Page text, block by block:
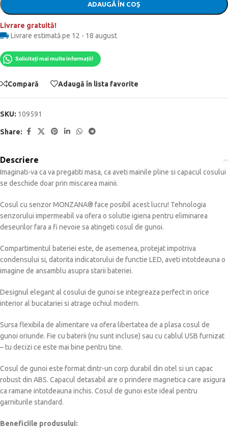
ADAUGĂ ÎN COȘ
Livrare gratuită!
Livrare estimată pe 12 - 18 august
Solicitați mai multe informații!
Compară Adaugă în lista favorite
SKU: 109591
Share:
Descriere
Imaginati-va ca va pregatiti masa, ca aveti mainile pline si capacul cosului
se deschide doar prin miscarea mainii.
Cosul cu senzor MONZANA® face posibil acest lucru! Tehnologia
senzorului impermeabil va ofera o solutie igiena pentru eliminarea
deseurilor fara a fi nevoie sa atingeti cosul de gunoi.
Compartimentul bateriei este, de asemenea, protejat impotriva
condensului si, datorita indicatorului de functie LED, aveti intotdeauna o
imagine de ansamblu asupra starii bateriei.
Designul elegant al cosului de gunoi se integreaza perfect in orice
interior al bucatariei si atrage ochiul modern.
Sursa flexibila de alimentare va ofera libertatea de a plasa cosul de
gunoi oriunde. Fie cu baterii (nu sunt incluse) sau cu cablul USB furnizat
– tu decizi ce este mai bine pentru tine.
Cosul de gunoi este format dintr-un corp durabil din otel si un capac
robust din ABS. Capacul detasabil are o prindere magnetica care asigura
ca ramane intotdeauna inchis. Cosul de gunoi este ideal pentru
garniturile standard.
Beneficiile produsului: